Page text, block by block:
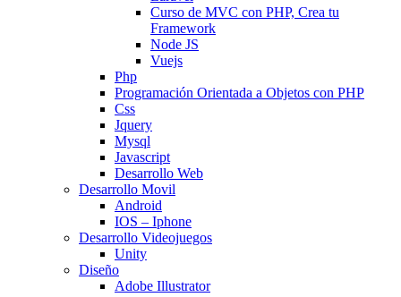
Curso de MVC con PHP, Crea tu
Framework
Node JS
Vuejs
Php
Programación Orientada a Objetos con PHP
Css
Jquery
Mysql
Javascript
Desarrollo Web
Desarrollo Movil
Android
IOS – Iphone
Desarrollo Videojuegos
Unity
Diseño
Adobe Illustrator